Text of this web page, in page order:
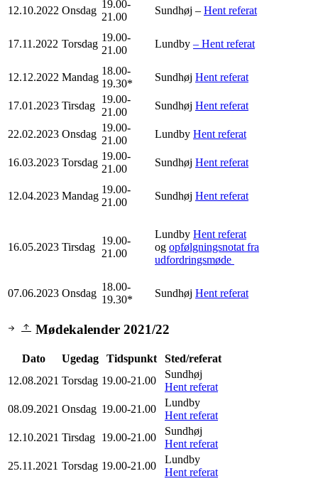
12.10.2022 Onsdag
19.00-
21.00
Sundhøj – Hent referat
17.11.2022 Torsdag
19.00-
21.00
Lundby – Hent referat
12.12.2022 Mandag
18.00-
19.30*
Sundhøj Hent referat
17.01.2023 Tirsdag
19.00-
21.00
Sundhøj Hent referat
22.02.2023 Onsdag
19.00-
21.00
Lundby Hent referat
16.03.2023 Torsdag
19.00-
21.00
Sundhøj Hent referat
12.04.2023 Mandag
19.00-
21.00
Sundhøj Hent referat
16.05.2023 Tirsdag
19.00-
21.00
Lundby Hent referat
og opfølgningsnotat fra
udfordringsmøde
07.06.2023 Onsdag
18.00-
19.30*
Sundhøj Hent referat
Mødekalender 2021/22
Dato Ugedag Tidspunkt
Sted/referat
12.08.2021 Torsdag 19.00-21.00
Sundhøj
Hent referat
08.09.2021 Onsdag 19.00-21.00
Lundby
Hent referat
12.10.2021 Tirsdag 19.00-21.00
Sundhøj
Hent referat
25.11.2021 Torsdag 19.00-21.00
Lundby
Hent referat